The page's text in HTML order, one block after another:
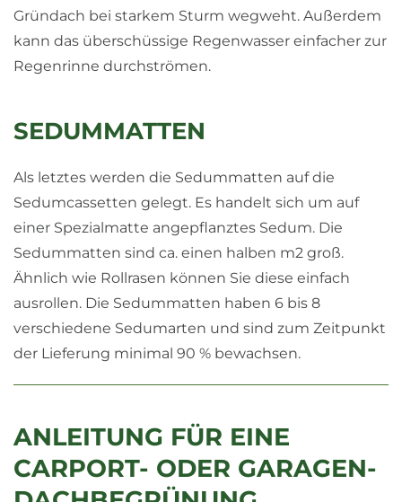
Gründach bei starkem Sturm wegweht. Außerdem
kann das überschüssige Regenwasser einfacher zur
Regenrinne durchströmen.
SEDUMMATTEN
Als letztes werden die Sedummatten auf die
Sedumcassetten gelegt. Es handelt sich um auf
einer Spezialmatte angepflanztes Sedum. Die
Sedummatten sind ca. einen halben m2 groß.
Ähnlich wie Rollrasen können Sie diese einfach
ausrollen. Die Sedummatten haben 6 bis 8
verschiedene Sedumarten und sind zum Zeitpunkt
der Lieferung minimal 90 % bewachsen.
ANLEITUNG FÜR EINE
CARPORT- ODER GARAGEN-